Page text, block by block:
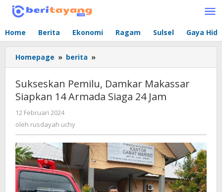
Lewati
Home Berita Ekonomi Ragam Sulsel Gaya
Homepage » berita »
Pemilu,
Makassar
Siapkan
Jam
Sukseskan Pemilu, Damkar Makassar
Siapkan 14 Armada Siaga 24 Jam
12 Februari 2024
rusdayah
uchy
oleh rusdayah uchy